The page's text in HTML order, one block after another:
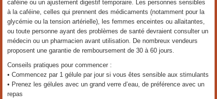
caféine ou un ajustement digestif temporaire. Les personnes sensibles
à la caféine, celles qui prennent des médicaments (notamment pour la
glycémie ou la tension artérielle), les femmes enceintes ou allaitantes,
ou toute personne ayant des problèmes de santé devraient consulter un
médecin ou un pharmacien avant utilisation. De nombreux vendeurs
proposent une garantie de remboursement de 30 à 60 jours.
Conseils pratiques pour commencer :
• Commencez par 1 gélule par jour si vous êtes sensible aux stimulants
• Prenez les gélules avec un grand verre d’eau, de préférence avec un
repas